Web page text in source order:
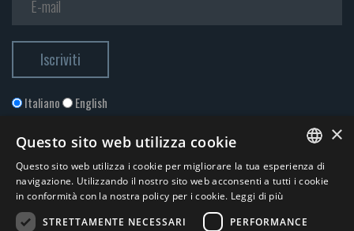
Italiano English
ITALIAN
×
Questo sito web utilizza cookie
Questo sito web utilizza i cookie per migliorare la tua esperienza di
navigazione. Utilizzando il nostro sito web acconsenti a tutti i cookie
in conformità con la nostra policy per i cookie. Leggi di più
STRETTAMENTE NECESSARI
PERFORMANCE